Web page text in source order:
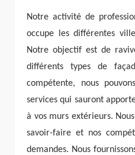
Notre activité de
occupe les différentes
Notre objectif est de
différents types de
compétente, nous
services qui sauront
à vos murs extérieurs.
savoir-faire et nos
demandes. Nous